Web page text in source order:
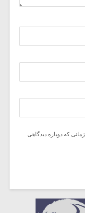
که دوباره دیدگاهی